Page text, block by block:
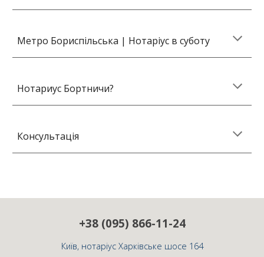
Метро Бориспільська | Нотаріус в суботу
Нотариус Бортничи?
Консультація
+38 (095) 866-11-24
Київ, нотаріус Харківське шосе 164